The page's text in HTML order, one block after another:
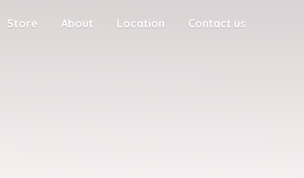
Store About Location Contact us